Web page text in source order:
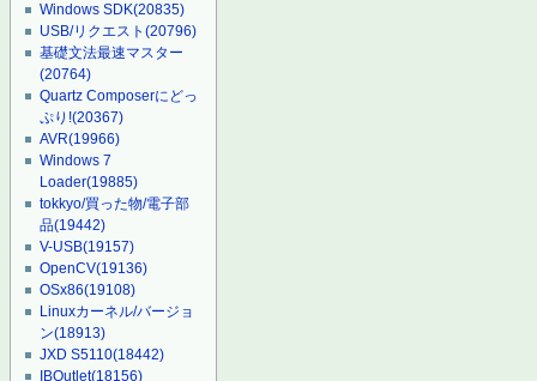
Windows SDK(20835)
USB/リクエスト(20796)
基礎文法最速マスター
(20764)
Quartz Composerにどっ
ぷり!(20367)
AVR(19966)
Windows 7
Loader(19885)
tokkyo/買った物/電子部
品(19442)
V-USB(19157)
OpenCV(19136)
OSx86(19108)
Linuxカーネル/バージョ
ン(18913)
JXD S5110(18442)
IBOutlet(18156)